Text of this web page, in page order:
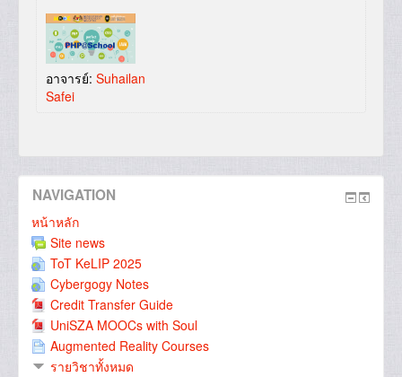
อาจารย์: Suhailan
Safei
NAVIGATION
หน้าหลัก
Site news
ToT KeLIP 2025
Cybergogy Notes
Credit Transfer Guide
UniSZA MOOCs with Soul
Augmented Reality Courses
รายวิชาทั้งหมด